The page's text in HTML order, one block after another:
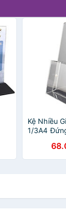
Kệ Nhiều
1/3A4